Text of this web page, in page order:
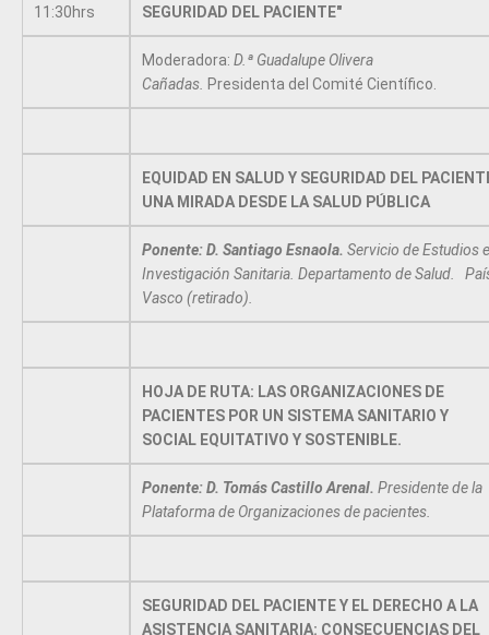
11:30hrs
SEGURIDAD DEL PACIENTE"
Moderadora: D.ª Guadalupe Olivera
Cañadas. Presidenta del Comité Científico.
EQUIDAD EN SALUD Y SEGURIDAD DEL
UNA MIRADA DESDE LA SALUD PÚBLICA
Ponente: D. Santiago Esnaola. Servicio de Estudios e
Investigación Sanitaria. Departamento de Salud.
Vasco (retirado).
HOJA DE RUTA: LAS ORGANIZACIONES DE
PACIENTES POR UN SISTEMA SANITARIO Y
SOCIAL EQUITATIVO Y SOSTENIBLE.
Ponente: D. Tomás Castillo Arenal. Presidente de la
Plataforma de Organizaciones de pacientes.
SEGURIDAD DEL PACIENTE Y EL DERECHO A LA
ASISTENCIA SANITARIA: CONSECUENCIAS DEL